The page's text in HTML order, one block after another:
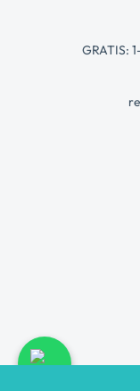
GRATIS: